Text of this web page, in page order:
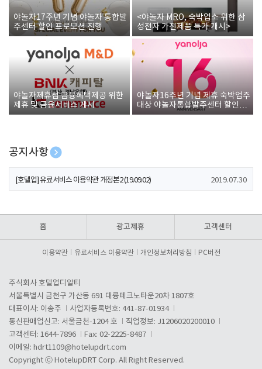
야놀자17주년 기념 야놀자 통합발
주센터 할인 프로모션 진행
<야놀자 MRO, 숙박업소 위한 삼
성전자 가전제품 특가 개시>
야놀자제휴점 금융혜택제공 위한
제휴 및 금융서비스 게시
야놀자16주년 기념 제휴 숙박업주
대상 야놀자통합발주센터 할인쿠
폰 증정
공지사항
[호텔업] 개인정보 처리방침 개정본1 (19.09.02)
[호텔업] 유료서비스 이용약관 개정본2 (19.09.02) 2019.07.30
홈 광고제휴 고객센터
이용약관 유료서비스 이용약관 개인정보처리방침 PC버전
주식회사 호텔업디알티
서울특별시 금천구 가산동 691 대륭테크노타운20차 1807호
대표이사: 이송주
사업자등록번호: 441-87-01934
통신판매업신고: 서울금천-1204 호
직업정보: J1206020200010
고객센터: 1644-7896
Fax: 02-2225-8487
이메일: hdrt1109@hotelupdrt.com
Copyright ⓒ HotelupDRT Corp. All Right Reserved.